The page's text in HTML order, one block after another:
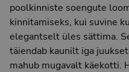
poolkinniste soengute
kinnitamiseks, kui suvine
elegantselt üles sättima.
täiendab kaunilt iga
mahub mugavalt käekotti.